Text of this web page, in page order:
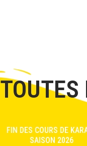
FIN DES COURS DE
SAISON 2026